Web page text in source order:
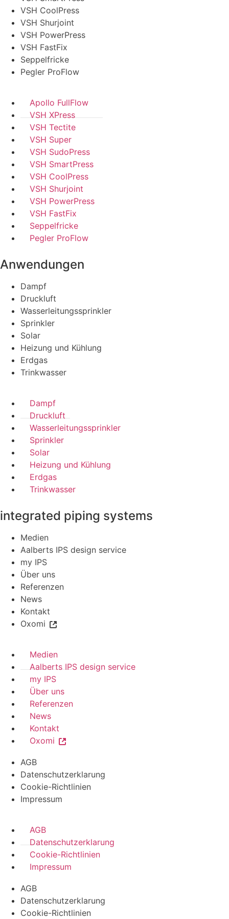
VSH CoolPress
VSH Shurjoint
VSH PowerPress
VSH FastFix
Seppelfricke
Pegler ProFlow
Apollo FullFlow
VSH XPress
VSH Tectite
VSH Super
VSH SudoPress
VSH SmartPress
VSH CoolPress
VSH Shurjoint
VSH PowerPress
VSH FastFix
Seppelfricke
Pegler ProFlow
Anwendungen
Dampf
Druckluft
Wasserleitungssprinkler
Sprinkler
Solar
Heizung und Kühlung
Erdgas
Trinkwasser
Dampf
Druckluft
Wasserleitungssprinkler
Sprinkler
Solar
Heizung und Kühlung
Erdgas
Trinkwasser
integrated piping systems
Medien
Aalberts IPS design service
my IPS
Über uns
Referenzen
News
Kontakt
Oxomi
Medien
Aalberts IPS design service
my IPS
Über uns
Referenzen
News
Kontakt
Oxomi
AGB
Datenschutzerklarung
Cookie-Richtlinien
Impressum
AGB
Datenschutzerklarung
Cookie-Richtlinien
Impressum
AGB
Datenschutzerklarung
Cookie-Richtlinien